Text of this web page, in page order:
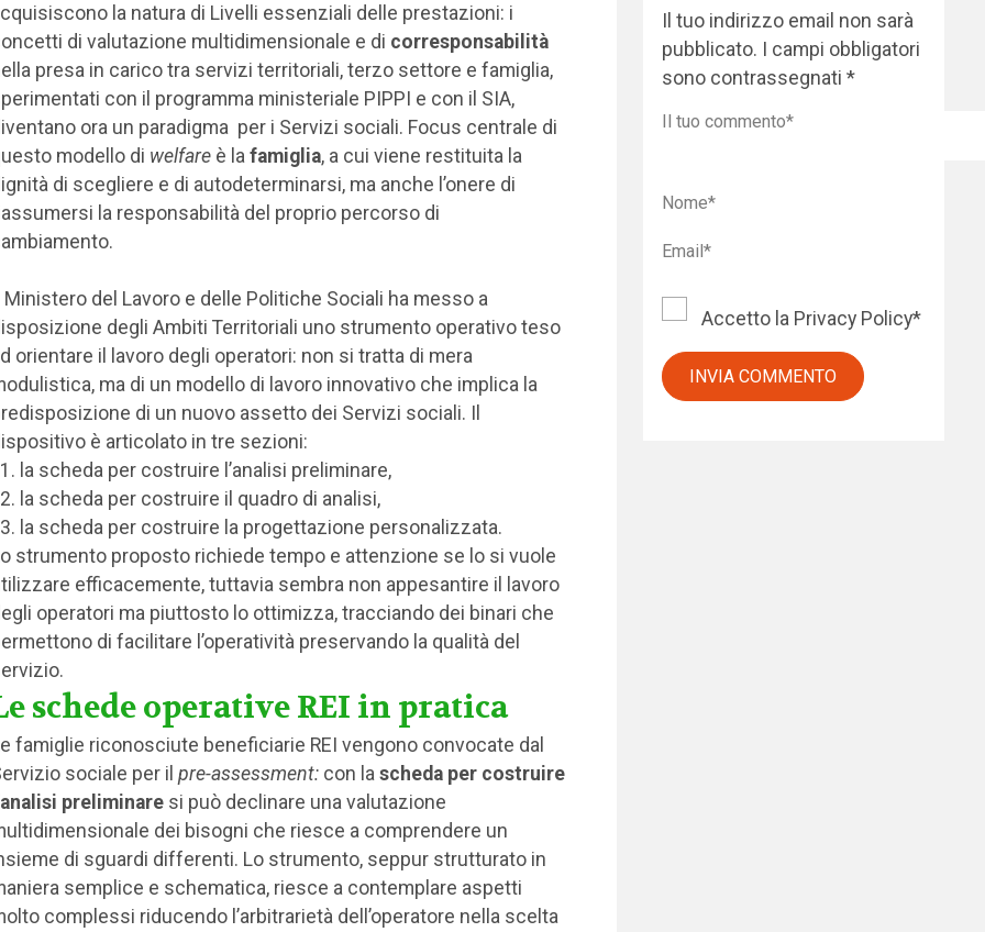
la natura di Livelli essenziali delle prestazioni: i
di valutazione multidimensionale e di corresponsabilità
presa in carico tra servizi territoriali, terzo settore e famiglia,
con il programma ministeriale PIPPI e con il SIA,
ora un paradigma per i Servizi sociali. Focus centrale di
modello di welfareè la famiglia, a cui viene restituita la
di scegliere e di autodeterminarsi, ma anche l’onere di
la responsabilità del proprio percorso di
Ministero del Lavoro e delle Politiche Sociali ha messo a
degli Ambiti Territoriali uno strumento operativo teso
orientare il lavoro degli operatori: non si tratta di mera
ma di un modello di lavoro innovativo che implica la
di un nuovo assetto dei Servizi sociali. Il
è articolato in tre sezioni:
la scheda per costruire l’analisi preliminare,
la scheda per costruire il quadro di analisi,
la scheda per costruire la progettazione personalizzata.
strumento proposto richiede tempo e attenzione se lo si vuole
efficacemente, tuttavia sembra non appesantire il lavoro
operatori ma piuttosto lo ottimizza, tracciando dei binari che
di facilitare l’operatività preservando la qualità del
schede operative REI in pratica
famiglie riconosciute beneficiarie REI vengono convocate dal
sociale per il pre-assessment:con la scheda per costruire
preliminare si può declinare una valutazione
dei bisogni che riesce a comprendere un
di sguardi differenti. Lo strumento, seppur strutturato in
semplice e schematica, riesce a contemplare aspetti
complessi riducendo l’arbitrarietà dell’operatore nella scelta
Il tuo indirizzo email non sarà
pubblicato. I campi obbligatori
sono contrassegnati*
Accetto la Privacy Policy*